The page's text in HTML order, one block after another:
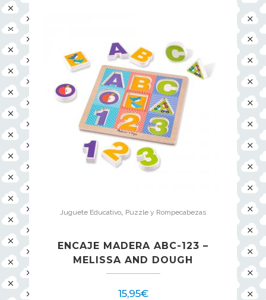
Juguete Educativo Puzzle y Rompecabezas
ENCAJE MADERA ABC-123 –
MELISSA AND DOUGH
15,95€